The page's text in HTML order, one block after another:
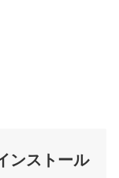
ンストール